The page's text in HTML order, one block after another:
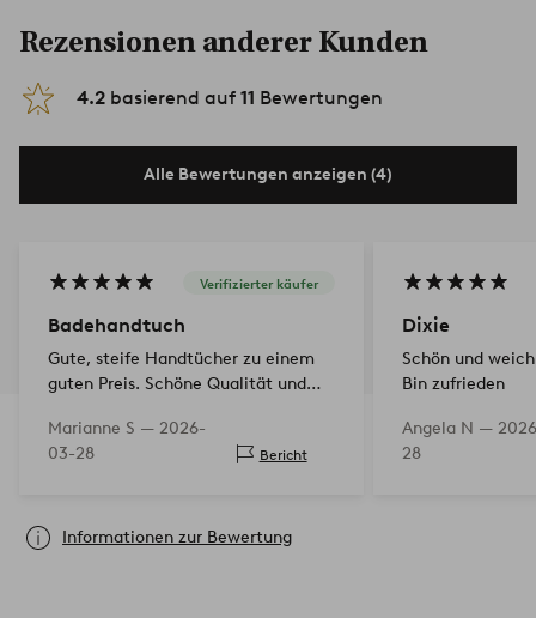
Rezensionen anderer Kunden
4.2 basierend auf 11 Bewertungen
Alle Bewertungen anzeigen (4)
Verifizierter käufer
Badehandtuch
Gute, steife Handtücher zu einem
guten Preis. Schöne Qualität und
Marianne S — 2026-
03-28
Bericht
Dixie
Schön und
Bin zufrieden
Angela N —
28
Informationen zur Bewertung